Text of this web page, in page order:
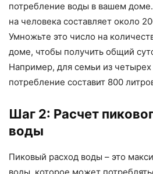
потребление воды в вашем
на человека составляет около
Умножьте это число на
доме, чтобы получить общий
Например, для семьи из
потребление составит 800
Шаг 2: Расчет
воды
Пиковый расход воды – это